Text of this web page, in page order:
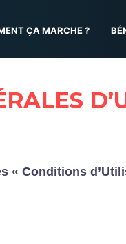
ÇA MARCHE ?
« Conditions